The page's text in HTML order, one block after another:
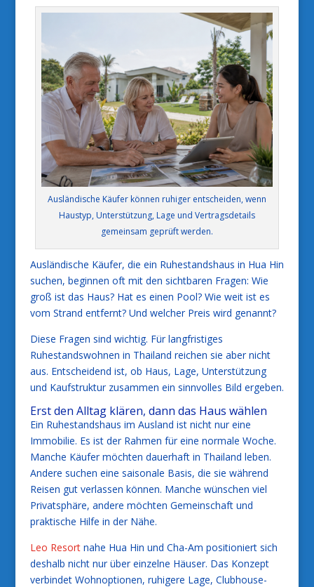
Ausländische Käufer können ruhiger entscheiden, wenn
Haustyp, Unterstützung, Lage und Vertragsdetails
gemeinsam geprüft werden.
Ausländische Käufer, die ein Ruhestandshaus in Hua Hin
suchen, beginnen oft mit den sichtbaren Fragen: Wie
groß ist das Haus? Hat es einen Pool? Wie weit ist es
vom Strand entfernt? Und welcher Preis wird genannt?
Diese Fragen sind wichtig. Für langfristiges
Ruhestandswohnen in Thailand reichen sie aber nicht
aus. Entscheidend ist, ob Haus, Lage, Unterstützung
und Kaufstruktur zusammen ein sinnvolles Bild ergeben.
Erst den Alltag klären, dann das Haus wählen
Ein Ruhestandshaus im Ausland ist nicht nur eine
Immobilie. Es ist der Rahmen für eine normale Woche.
Manche Käufer möchten dauerhaft in Thailand leben.
Andere suchen eine saisonale Basis, die sie während
Reisen gut verlassen können. Manche wünschen viel
Privatsphäre, andere möchten Gemeinschaft und
praktische Hilfe in der Nähe.
Leo Resortnahe Hua Hin und Cha-Am positioniert sich
deshalb nicht nur über einzelne Häuser. Das Konzept
verbindet Wohnoptionen, ruhigere Lage, Clubhouse-